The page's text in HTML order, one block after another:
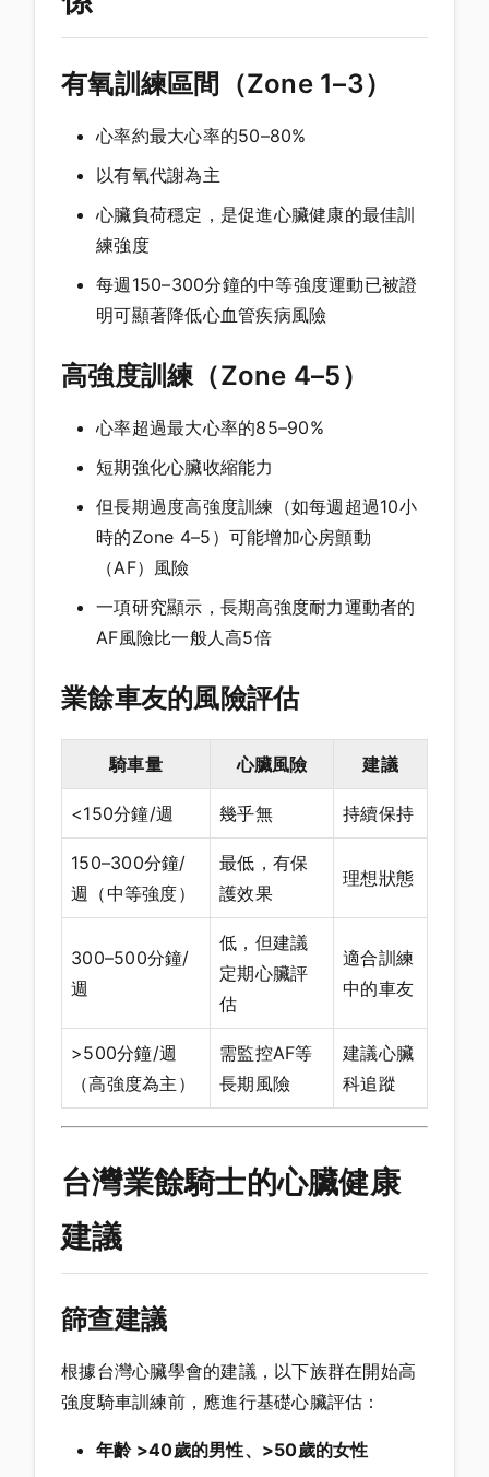
有氧訓練區間（Zone 1–3）
心率約最大心率的50–80%
以有氧代謝為主
心臟負荷穩定，是促進心臟健康的最佳訓
練強度
每週150–300分鐘的中等強度運動已被證
明可顯著降低心血管疾病風險
高強度訓練（Zone 4–5）
心率超過最大心率的85–90%
短期強化心臟收縮能力
但長期過度高強度訓練（如每週超過10小
時的Zone 4–5）可能增加心房顫動
（AF）風險
一項研究顯示，長期高強度耐力運動者的
AF風險比一般人高5倍
業餘車友的風險評估
騎車量 心臟風險 建議
<150分鐘/週 幾乎無 持續保持
150–300分鐘/
週（中等強度）
最低，有保
護效果
理想狀態
300–500分鐘/
週
低，但建議
定期心臟評
估
適合訓練
中的車友
>500分鐘/週
（高強度為主）
需監控AF等
長期風險
建議心臟
科追蹤
台灣業餘騎士的心臟健康
建議
篩查建議
根據台灣心臟學會的建議，以下族群在開始高
強度騎車訓練前，應進行基礎心臟評估：
年齡 >40歲的男性、>50歲的女性